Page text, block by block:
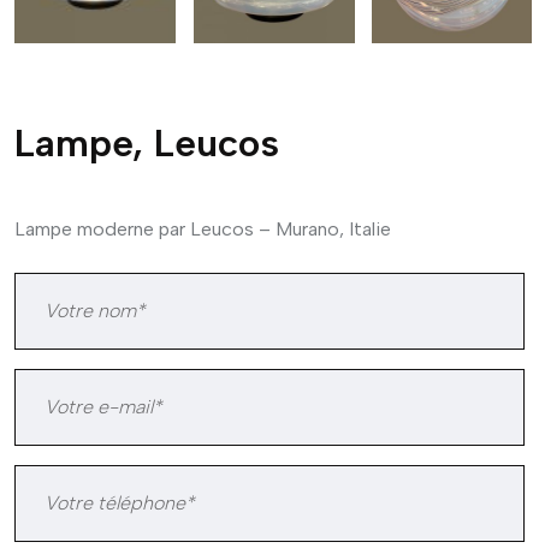
Lampe, Leucos
Lampe moderne par Leucos – Murano, Italie